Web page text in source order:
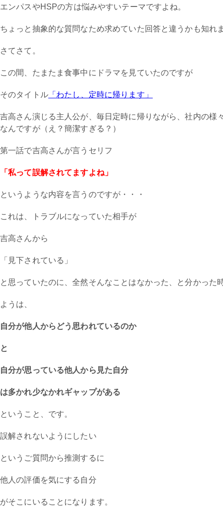
エンパスやHSPの方は悩みやすいテーマですよね。
ちょっと抽象的な質問なため求めていた回答と違うかも知れ
さてさて。
この間、たまたま食事中にドラマを見ていたのですが
そのタイトル「わたし、定時に帰ります」
吉高さん演じる主人公が、毎日定時に帰りながら、社内の様
なんですが（え？簡潔すぎる？）
第一話で吉高さんが言うセリフ
「私って誤解されてますよね」
というような内容を言うのですが・・・
これは、トラブルになっていた相手が
吉高さんから
「見下されている」
と思っていたのに、全然そんなことはなかった、と分かった
ようは、
自分が他人からどう思われているのか
と
自分が思っている他人から見た自分
は多かれ少なかれギャップがある
ということ、です。
誤解されないようにしたい
というご質問から推測するに
他人の評価を気にする自分
がそこにいることになります。